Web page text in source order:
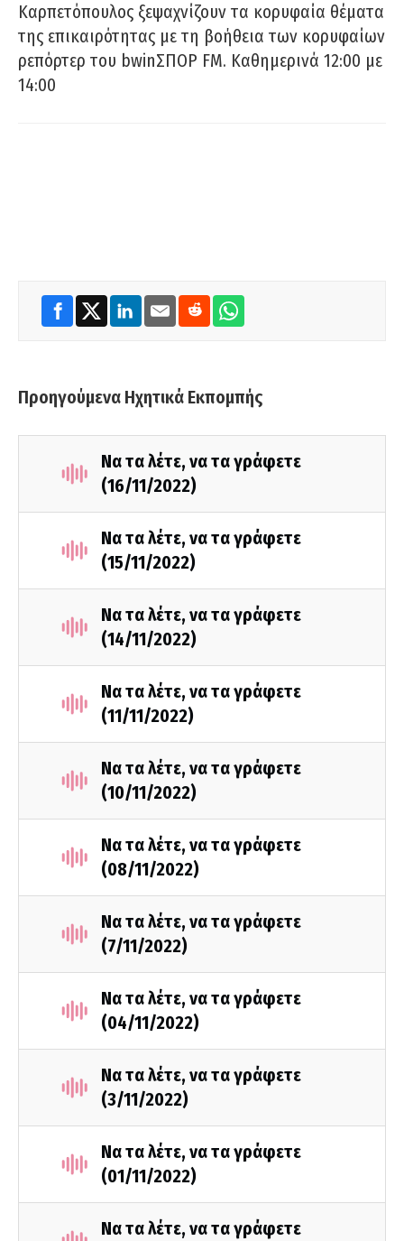
Καρπετόπουλος ξεψαχνίζουν τα κορυφαία θέματα
της επικαιρότητας με τη βοήθεια των κορυφαίων
ρεπόρτερ του bwinΣΠΟΡ FM. Καθημερινά 12:00 με
14:00
Προηγούμενα Ηχητικά Εκπομπής
Να τα λέτε, να τα γράφετε
(16/11/2022)
Να τα λέτε, να τα γράφετε
(15/11/2022)
Να τα λέτε, να τα γράφετε
(14/11/2022)
Να τα λέτε, να τα γράφετε
(11/11/2022)
Να τα λέτε, να τα γράφετε
(10/11/2022)
Να τα λέτε, να τα γράφετε
(08/11/2022)
Να τα λέτε, να τα γράφετε
(7/11/2022)
Να τα λέτε, να τα γράφετε
(04/11/2022)
Να τα λέτε, να τα γράφετε
(3/11/2022)
Να τα λέτε, να τα γράφετε
(01/11/2022)
Να τα λέτε, να τα γράφετε